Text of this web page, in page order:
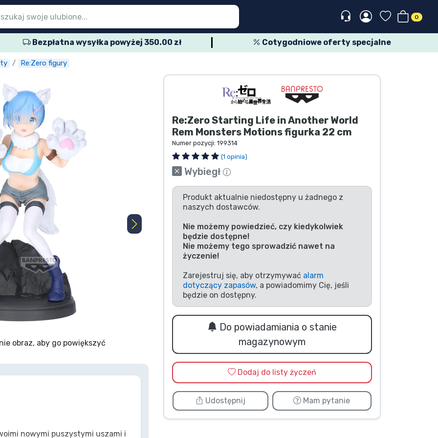
0
Bezpłatna wysyłka powyżej 350.00 zł Cotygodniowe oferty specjalne
Re:Zero figury
obraz, aby go powiększyć
Re:Zero Starting Life in Another World
Rem Monsters Motions figurka 22 cm
Numer pozycji: 199314
(1 opinia)
Wybiegł
Produkt aktualnie niedostępny u żadnego z
naszych dostawców.
Nie możemy powiedzieć, czy kiedykolwiek
będzie dostępne!
Nie możemy tego sprowadzić nawet na
życzenie!
Zarejestruj się, aby otrzymywać alarm
dotyczący zapasów, a powiadomimy Cię, jeśli
będzie on dostępny.
Do powiadamiania o stanie
magazynowym
Dodaj do listy życzeń
Udostępnij Mam pytanie
nowymi puszystymi uszami i
głównego
seryjne
głównego
filmowe
głównego
produkty
głównego
anime
głównego
dla graczy
głównego
sportowe
głównego
muzyczne
głównego
głównego